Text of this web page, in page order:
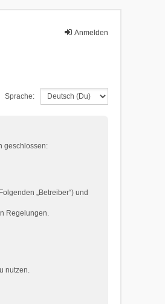
Anmelden
Sprache:
geschlossen:
„Betreiber“) und
Regelungen.
nutzen.